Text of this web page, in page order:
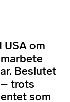
USA om
Beslutet
trots
som